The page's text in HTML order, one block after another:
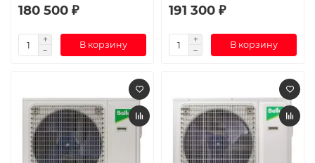
180 500 ₽
В корзину
191 300 ₽
В корзину